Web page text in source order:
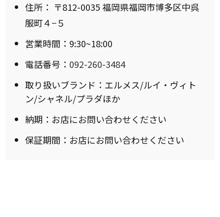
住所： 〒812-0035 福岡県福岡市博多区中呉
服町４−５
営業時間：9:30~18:00
電話番号： 092-260-3484
取り扱いブランド：エルメス/ルイ・ヴィト
ン/シャネル/プラダほか
納期：お店にお問い合わせください
保証期間：お店にお問い合わせください